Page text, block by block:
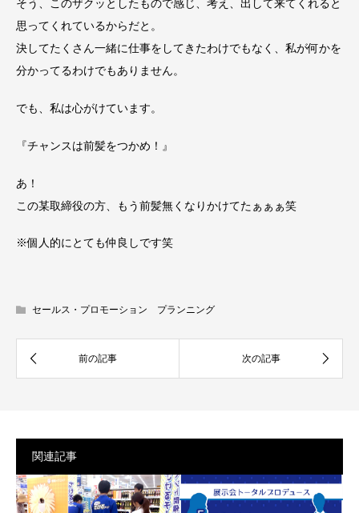
そう、このザクッとしたもので感じ、考え、出して来てくれると
思ってくれているからだと。
決してたくさん一緒に仕事をしてきたわけでもなく、私が何かを
分かってるわけでもありません。
でも、私は心がけています。
『チャンスは前髪をつかめ！』
あ！
この某取締役の方、もう前髪無くなりかけてたぁぁぁ笑
※個人的にとても仲良しです笑
セールス・プロモーション プランニング
関連記事